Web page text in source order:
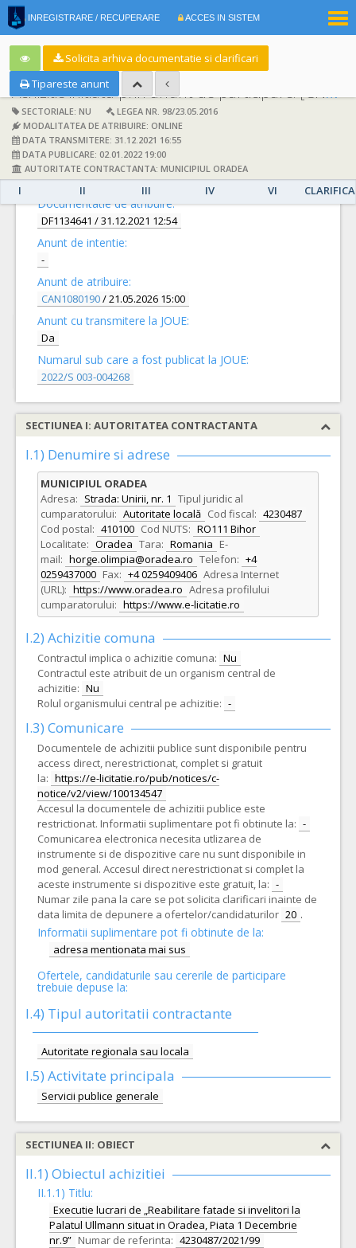
INREGISTRARE / RECUPERARE ACCES IN SISTEM
Solicita arhiva documentatie si clarificari
Tipareste anunt
Achizitie initiata prin anunt de participare:[CN1038245] -
SECTORIALE: NU
LEGEA NR. 98/23.05.2016
MODALITATEA DE ATRIBUIRE: ONLINE
DATA TRANSMITERE: 31.12.2021 16:55
DATA PUBLICARE: 02.01.2022 19:00
AUTORITATE CONTRACTANTA: MUNICIPIUL ORADEA
I II III IV VI
DETALII
Documentatie de atribuire:
DF1134641 / 31.12.2021 12:54
Anunt de intentie:
-
Anunt de atribuire:
CAN1080190/ 21.05.2026 15:00
Anunt cu transmitere la JOUE:
Da
Numarul sub care a fost publicat la JOUE:
2022/S 003-004268
SECTIUNEA I: AUTORITATEA CONTRACTANTA
I.1) Denumire si adrese
MUNICIPIUL ORADEA
Adresa: Strada: Unirii, nr. 1 Tipul juridic al
cumparatorului: Autoritate locală Cod fiscal: 4230487
Cod postal: 410100 Cod NUTS: RO111 Bihor
Localitate: Oradea Tara: Romania E-
mail: horge.olimpia@oradea.ro Telefon: +4
0259437000 Fax: +4 0259409406 Adresa Internet
(URL): https://www.oradea.ro Adresa profilului
cumparatorului: https://www.e-licitatie.ro
I.2) Achizitie comuna
Contractul implica o achizitie comuna: Nu
Contractul este atribuit de un organism central de
achizitie: Nu
Rolul organismului central pe achizitie: -
I.3) Comunicare
Documentele de achizitii publice sunt disponibile pentru
access direct, nerestrictionat, complet si gratuit
la: https://e-licitatie.ro/pub/notices/c-
notice/v2/view/100134547
Accesul la documentele de achizitii publice este
restrictionat. Informatii suplimentare pot fi obtinute la: -
Comunicarea electronica necesita utlizarea de
instrumente si de dispozitive care nu sunt disponibile in
mod general. Accesul direct nerestrictionat si complet la
aceste instrumente si dispozitive este gratuit, la: -
Numar zile pana la care se pot solicita clarificari inainte de
data limita de depunere a ofertelor/candidaturilor 20 .
Informatii suplimentare pot fi obtinute de la:
adresa mentionata mai sus
Ofertele, candidaturile sau cererile de participare
trebuie depuse la:
I.4) Tipul autoritatii contractante
Autoritate regionala sau locala
I.5) Activitate principala
Servicii publice generale
SECTIUNEA II: OBIECT
II.1) Obiectul achizitiei
II.1.1) Titlu:
Executie lucrari de „Reabilitare fatade si invelitori la
Palatul Ullmann situat in Oradea, Piata 1 Decembrie
nr.9” Numar de referinta: 4230487/2021/99